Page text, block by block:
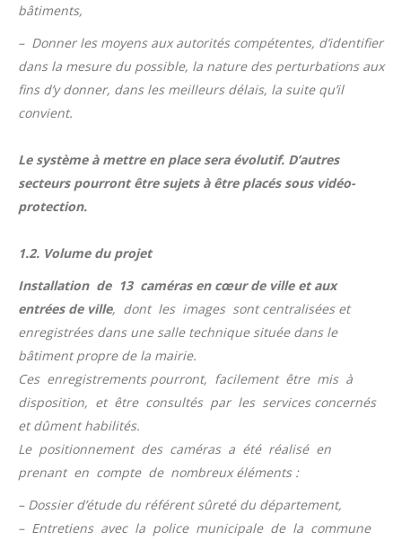
bâtiments,
– Donner les moyens aux autorités compétentes, d’identifier
dans la mesure du possible, la nature des perturbations aux
fins d’y donner, dans les meilleurs délais, la suite qu’il
convient.
Le système à mettre en place sera évolutif. D’autres
secteurs pourront être sujets à être placés sous vidéo-
protection.
1.2. Volume du projet
Installation de 13 caméras en cœur de ville et aux
entrées de ville, dont les images sont centralisées et
enregistrées dans une salle technique située dans le
bâtiment propre de la mairie.
Ces enregistrements pourront, facilement être mis à
disposition, et être consultés par les services concernés
et dûment habilités.
Le positionnement des caméras a été réalisé en
prenant en compte de nombreux éléments :
– Dossier d’étude du référent sûreté du département,
– Entretiens avec la police municipale de la commune